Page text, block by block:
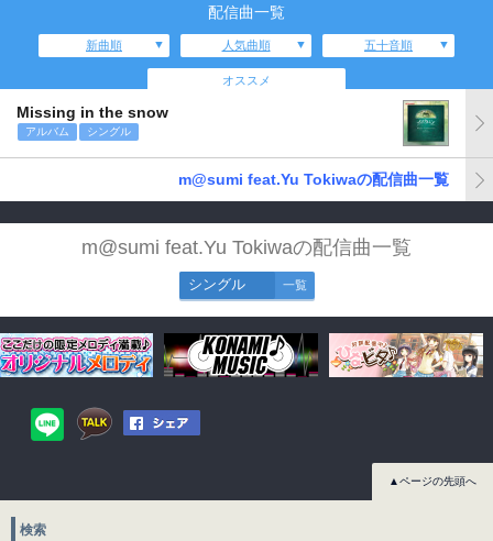
配信曲一覧
新曲順 人気曲順 五十音順
オススメ
Missing in the snow
アルバム シングル
m@sumi feat.Yu Tokiwaの配信曲一覧
m@sumi feat.Yu Tokiwaの配信曲一覧
シングル 一覧
▲ページの先頭へ
検索